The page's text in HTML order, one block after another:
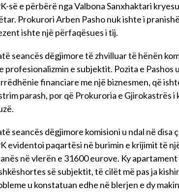
së e përbërë nga Valbona Sanxhaktari
Prokurori Arben Pasho nuk ishte i
ishte një përfaqësues i tij.
seancës dëgjimore të zhvilluar të hënën
profesionalizmin e subjektit. Pozita e Pashos
financiare me një biznesmen, që
parash, por që Prokuroria e Gjirokastrës
seancës dëgjimore komisioni u ndal në
evidentoi paqartësi në burimin e krijimit të
në vlerën e 31600 eurove. Ky
së subjektit, të cilët më pas ja
u konstatuan edhe në blerjen e dy